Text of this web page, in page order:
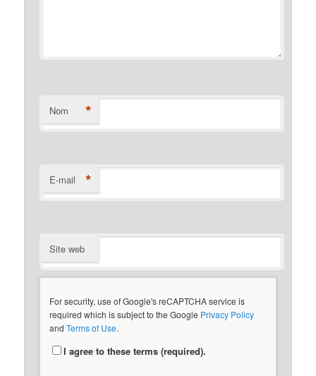
Nom *
E-mail *
Site web
For security, use of Google's reCAPTCHA service is
required which is subject to the Google Privacy Policy
andTerms of Use.
I agree to these terms (required).